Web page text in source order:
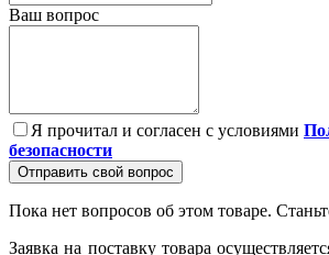
Ваш вопрос
Я прочитал и согласен с условиями
безопасности
Отправить свой вопрос
Пока нет вопросов об этом товаре.
Заявка на поставку товара